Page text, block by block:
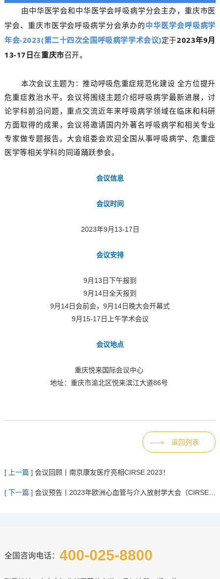
由中华医学会和中华医学会呼吸病学分会主办，重庆市医
学会、重庆市医学会呼吸病学分会承办的中华医学会呼吸病学
年会-2023(第二十四次全国呼吸病学学术会议)定于2023年9月
13-17日在重庆市召开。
本次会议主题为：推动呼吸危重症规范化建设 全方位提升
危重症救治水平。会议将围绕主题介绍呼吸病学最新进展，讨
论学科前沿问题，重点交流近年来呼吸病学领域在临床和科研
方面取得的成果，会议将邀请国内外著名呼吸病学和相关专业
专家做专题报告。大会组委会欢迎全国从事呼吸病学、危重症
医学等相关学科的同道踊跃参会。
会议信息
会议时间
2023年9月13-17日
会议安排
9月13日下午报到
9月14日全天报到
9月14日会前会，9月14日晚大会开幕式
9月15-17日上午学术会议
会议地点
重庆悦来国际会议中心
地址：重庆市渝北区悦来滨江大道86号
返回列表
[ 上一篇 ] 会议回顾丨南京康友医疗亮相CIRSE 2023！
[ 下一篇 ] 会议预告丨2023年欧洲心血管与介入放射学大会（CIRSE 2023）即将开启
全国咨询电话： 400-025-8800